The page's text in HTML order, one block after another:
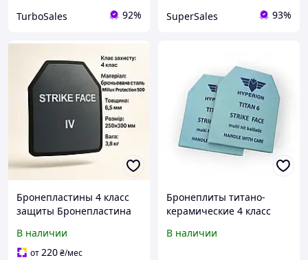
TurboSales 92% SuperSales 93%
Бронепластины 4 класс
защиты Бронепластина
класса защиты пластины
4 класс
В наличии
от220₴/мес
Бронеплиты титано-
керамические 4 класс
(комплект 2 шт, 2,2 кг)
В наличии